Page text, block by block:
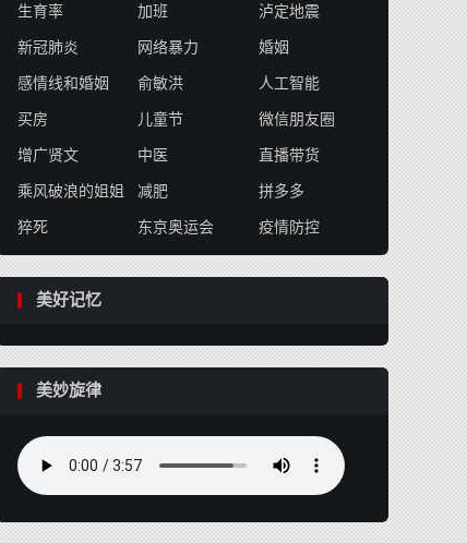
生育率
加班
泸定地震
新冠肺炎
网络暴力
婚姻
感情线和婚姻
俞敏洪
人工智能
买房
儿童节
微信朋友圈
增广贤文
中医
直播带货
乘风破浪的姐姐
减肥
拼多多
猝死
东京奥运会 疫情防控
美好记忆
美妙旋律